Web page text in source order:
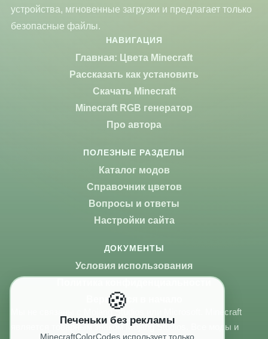
устройства, мгновенные загрузки и предлагает только
безопасные файлы.
НАВИГАЦИЯ
Главная: Цвета Minecraft
Рассказать как установить
Скачать Minecraft
Minecraft RGB генератор
Про автора
ПОЛЕЗНЫЕ РАЗДЕЛЫ
Каталог модов
Справочник цветов
Вопросы и ответы
Настройки сайта
ДОКУМЕНТЫ
Условия использования
Вернуться в начало
Мы не связаны с Mojang Studios или Microsoft. Minecraft
является товарным знаком Mojang Studios. Все моды и
🍪
Печеньки без рекламы
MinecraftColorCodes использует только